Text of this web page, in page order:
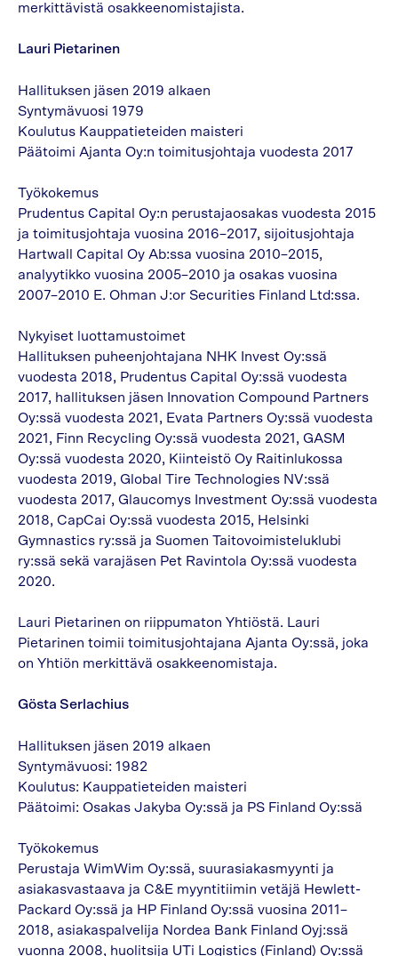
merkittävistä osakkeenomistajista.
Lauri Pietarinen
Hallituksen jäsen 2019 alkaen
Syntymävuosi 1979
Koulutus Kauppatieteiden maisteri
Päätoimi Ajanta Oy:n toimitusjohtaja vuodesta 2017
Työkokemus
Prudentus Capital Oy:n perustajaosakas vuodesta 2015
ja toimitusjohtaja vuosina 2016–2017, sijoitusjohtaja
Hartwall Capital Oy Ab:ssa vuosina 2010–2015,
analyytikko vuosina 2005–2010 ja osakas vuosina
2007–2010 E. Ohman J:or Securities Finland Ltd:ssa.
Nykyiset luottamustoimet
Hallituksen puheenjohtajana NHK Invest Oy:ssä
vuodesta 2018, Prudentus Capital Oy:ssä vuodesta
2017, hallituksen jäsen Innovation Compound Partners
Oy:ssä vuodesta 2021, Evata Partners Oy:ssä vuodesta
2021, Finn Recycling Oy:ssä vuodesta 2021, GASM
Oy:ssä vuodesta 2020, Kiinteistö Oy Raitinlukossa
vuodesta 2019, Global Tire Technologies NV:ssä
vuodesta 2017, Glaucomys Investment Oy:ssä vuodesta
2018, CapCai Oy:ssä vuodesta 2015, Helsinki
Gymnastics ry:ssä ja Suomen Taitovoimisteluklubi
ry:ssä sekä varajäsen Pet Ravintola Oy:ssä vuodesta
2020.
Lauri Pietarinen on riippumaton Yhtiöstä. Lauri
Pietarinen toimii toimitusjohtajana Ajanta Oy:ssä, joka
on Yhtiön merkittävä osakkeenomistaja.
Gösta Serlachius
Hallituksen jäsen 2019 alkaen
Syntymävuosi: 1982
Koulutus: Kauppatieteiden maisteri
Päätoimi: Osakas Jakyba Oy:ssä ja PS Finland Oy:ssä
Työkokemus
Perustaja WimWim Oy:ssä, suurasiakasmyynti ja
asiakasvastaava ja C&E myyntitiimin vetäjä Hewlett-
Packard Oy:ssä ja HP Finland Oy:ssä vuosina 2011–
2018, asiakaspalvelija Nordea Bank Finland Oyj:ssä
vuonna 2008, huolitsija UTi Logistics (Finland) Oy:ssä